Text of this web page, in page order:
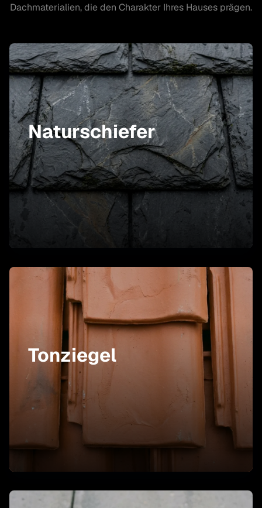
Dachmaterialien, die den Charakter Ihres Hauses prägen.
Naturschiefer
Tonziegel